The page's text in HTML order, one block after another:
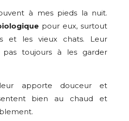
à mes pieds la nuit.
pour eux, surtout
et les vieux chats. Leur
toujours à les garder
apporte douceur et
bien au chaud et